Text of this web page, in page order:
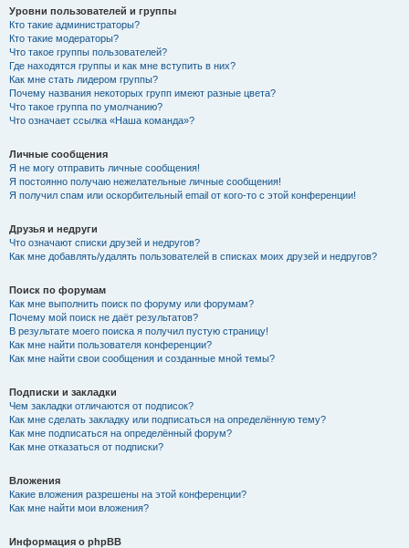
Уровни пользователей и группы
Кто такие администраторы?
Кто такие модераторы?
Что такое группы пользователей?
Где находятся группы и как мне вступить в них?
Как мне стать лидером группы?
Почему названия некоторых групп имеют разные цвета?
Что такое группа по умолчанию?
Что означает ссылка «Наша команда»?
Личные сообщения
Я не могу отправить личные сообщения!
Я постоянно получаю нежелательные личные сообщения!
Я получил спам или оскорбительный email от кого-то с этой конференции!
Друзья и недруги
Что означают списки друзей и недругов?
Как мне добавлять/удалять пользователей в списках моих друзей и недругов?
Поиск по форумам
Как мне выполнить поиск по форуму или форумам?
Почему мой поиск не даёт результатов?
В результате моего поиска я получил пустую страницу!
Как мне найти пользователя конференции?
Как мне найти свои сообщения и созданные мной темы?
Подписки и закладки
Чем закладки отличаются от подписок?
Как мне сделать закладку или подписаться на определённую тему?
Как мне подписаться на определённый форум?
Как мне отказаться от подписки?
Вложения
Какие вложения разрешены на этой конференции?
Как мне найти мои вложения?
Информация о phpBB